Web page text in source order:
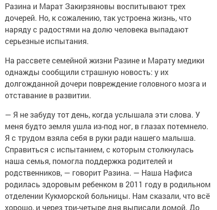
Разина и Марат Закирзяновы воспитывают трех
дочерей. Но, к сожалению, так устроена жизнь, что
наряду с радостями на долю человека выпадают
серьезные испытания.
На рассвете семейной жизни Разине и Марату медики
однажды сообщили страшную новость: у их
долгожданной дочери повреждение головного мозга и
отставание в развитии.
— Я не забуду тот день, когда услышала эти слова. У
меня будто земля ушла из-под ног, в глазах потемнело.
Я с трудом взяла себя в руки ради нашего малыша.
Справиться с испытанием, с которым столкнулась
наша семья, помогла поддержка родителей и
родственников, — говорит Разина. — Наша Нафиса
родилась здоровым ребенком в 2011 году в родильном
отделении Кукморской больницы. Нам сказали, что всё
хорошо, и через три-четыре дня выписали домой. До